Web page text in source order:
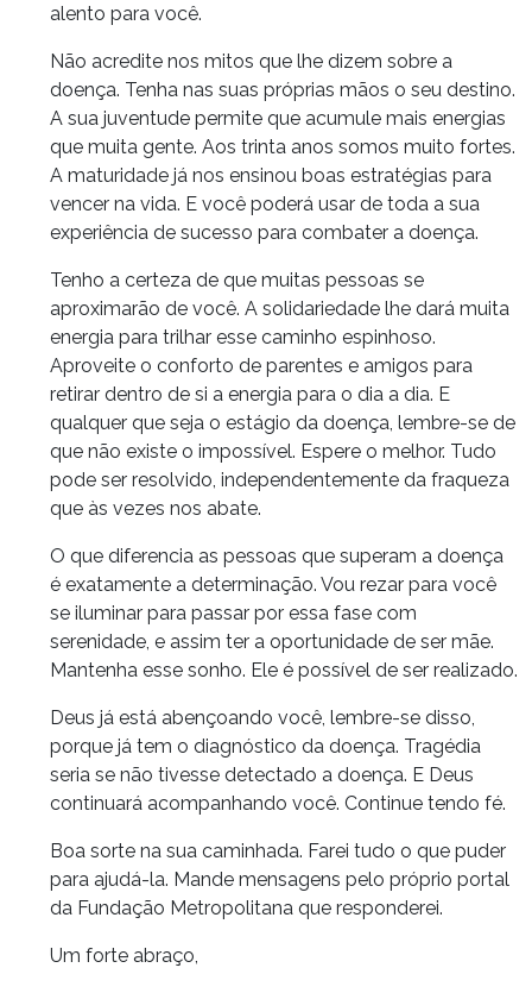
alento para você.
Não acredite nos mitos que lhe dizem sobre a
doença. Tenha nas suas próprias mãos o seu destino.
A sua juventude permite que acumule mais energias
que muita gente. Aos trinta anos somos muito fortes.
A maturidade já nos ensinou boas estratégias para
vencer na vida. E você poderá usar de toda a sua
experiência de sucesso para combater a doença.
Tenho a certeza de que muitas pessoas se
aproximarão de você. A solidariedade lhe dará muita
energia para trilhar esse caminho espinhoso.
Aproveite o conforto de parentes e amigos para
retirar dentro de si a energia para o dia a dia. E
qualquer que seja o estágio da doença, lembre-se de
que não existe o impossível. Espere o melhor. Tudo
pode ser resolvido, independentemente da fraqueza
que às vezes nos abate.
O que diferencia as pessoas que superam a doença
é exatamente a determinação. Vou rezar para você
se iluminar para passar por essa fase com
serenidade, e assim ter a oportunidade de ser mãe.
Mantenha esse sonho. Ele é possível de ser realizado.
Deus já está abençoando você, lembre-se disso,
porque já tem o diagnóstico da doença. Tragédia
seria se não tivesse detectado a doença. E Deus
continuará acompanhando você. Continue tendo fé.
Boa sorte na sua caminhada. Farei tudo o que puder
para ajudá-la. Mande mensagens pelo próprio portal
da Fundação Metropolitana que responderei.
Um forte abraço,